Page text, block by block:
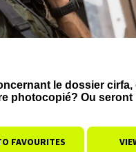
le dossier
photocopié? Ou seront
FAVOURITES